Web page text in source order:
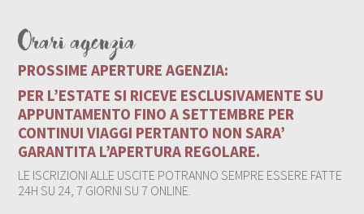
Orari agenzia
PROSSIME APERTURE AGENZIA:
PER L’ESTATE SI RICEVE ESCLUSIVAMENTE SU
APPUNTAMENTO FINO A SETTEMBRE PER
CONTINUI VIAGGI PERTANTO NON SARA’
GARANTITA L’APERTURA REGOLARE.
LE ISCRIZIONI ALLE USCITE POTRANNO SEMPRE ESSERE FATTE
24H SU 24, 7 GIORNI SU 7 ONLINE.